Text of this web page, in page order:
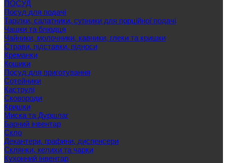
ПОСУД
Посуд для подачі
Тарілки, салатники, супники для порційної подачі
Чашки та блюдця
Чайники, молочники, кавники, глеки та кришки
Страви, підставки, підноси
Креманки
Кошики
Посуд для приготування
Сотейники
Каструлі
Сковороди
Кришки
Миска та Дуршлаг
Барний інвентар
Скло
Декантери, графини, диспенсери
Склянки, келихи та чарки
Кухонний інвентар